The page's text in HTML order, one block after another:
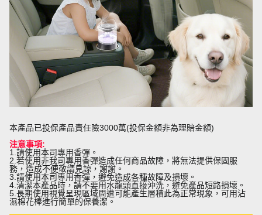
本產品已投保產品責任險3000萬(投保金額非為理賠金額)
注意事項:
1.請使用本司專用香彈。
2.若使用非我司專用香彈造成任何商品故障，將無法提供保固服
務，造成不便敬請見諒，謝謝。
3.請使用本司專用香彈，避免造成各種故障及損壞。
4.清潔本產品時，請不要用水龍頭直接沖洗，避免產品短路損壞。
5.長期使用視覺呈現區域周遭可能產生層積此為正常現象，可用沾
濕棉花棒進行簡單的保養潔。